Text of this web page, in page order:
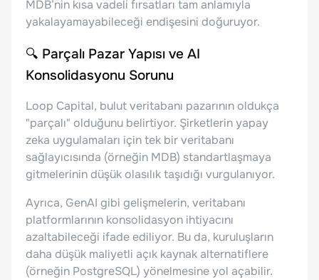
MDB’nin kısa vadeli fırsatları tam anlamıyla
yakalayamayabileceği endişesini doğuruyor.
🔍 Parçalı Pazar Yapısı ve AI
Konsolidasyonu Sorunu
Loop Capital, bulut veritabanı pazarının oldukça
"parçalı" olduğunu belirtiyor. Şirketlerin yapay
zeka uygulamaları için tek bir veritabanı
sağlayıcısında (örneğin MDB) standartlaşmaya
gitmelerinin düşük olasılık taşıdığı vurgulanıyor.
Ayrıca, GenAI gibi gelişmelerin, veritabanı
platformlarının konsolidasyon ihtiyacını
azaltabileceği ifade ediliyor. Bu da, kuruluşların
daha düşük maliyetli açık kaynak alternatiflere
(örneğin PostgreSQL) yönelmesine yol açabilir.